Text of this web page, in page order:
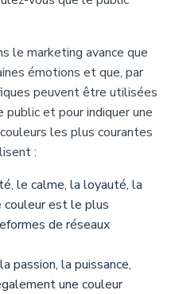
le marketing avance que
émotions et que, par
peuvent être utilisées
public et pour indiquer une
les plus courantes
:
le calme, la loyauté, la
est le plus
de réseaux
passion, la puissance,
une couleur